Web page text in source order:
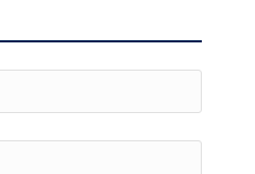
PL-CZ